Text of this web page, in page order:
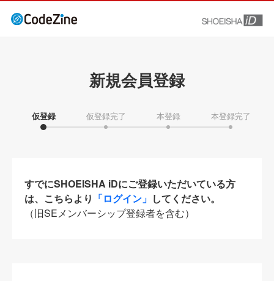
新規会員登録
仮登録 仮登録完了 本登録 本登録完了
すでにSHOEISHA iDにご登録いただいている方
は、こちらより 「ログイン」 してください。
（旧SEメンバーシップ登録者を含む）